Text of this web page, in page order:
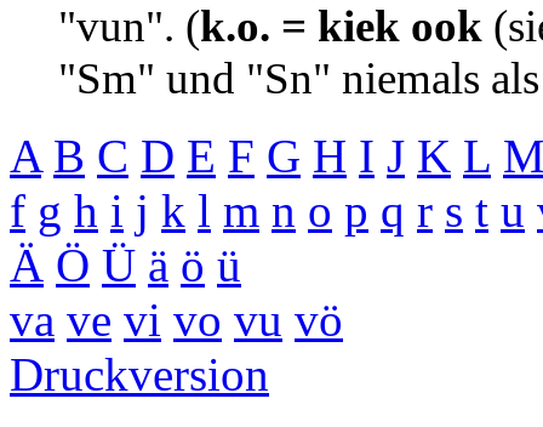
"vun". (k.o. = kiek ook
"Sm" und "Sn" niemals
A B C D E F G H I J K L
f g h i j k l m n o p q r s t u
Ä Ö Ü ä ö ü
va ve vi vo vu vö
Druckversion